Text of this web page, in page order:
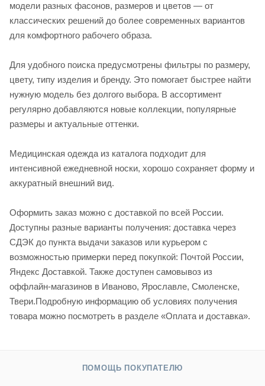
модели разных фасонов, размеров и цветов — от
классических решений до более современных вариантов
для комфортного рабочего образа.
Для удобного поиска предусмотрены фильтры по размеру,
цвету, типу изделия и бренду. Это помогает быстрее найти
нужную модель без долгого выбора. В ассортимент
регулярно добавляются новые коллекции, популярные
размеры и актуальные оттенки.
Медицинская одежда из каталога подходит для
интенсивной ежедневной носки, хорошо сохраняет форму и
аккуратный внешний вид.
Оформить заказ можно с доставкой по всей России.
Доступны разные варианты получения: доставка через
СДЭК до пункта выдачи заказов или курьером с
возможностью примерки перед покупкой: Почтой России,
Яндекс Доставкой. Также доступен самовывоз из
оффлайн-магазинов в Иваново, Ярославле, Смоленске,
Твери.Подробную информацию об условиях получения
товара можно посмотреть в разделе «Оплата и доставка».
ПОМОЩЬ ПОКУПАТЕЛЮ